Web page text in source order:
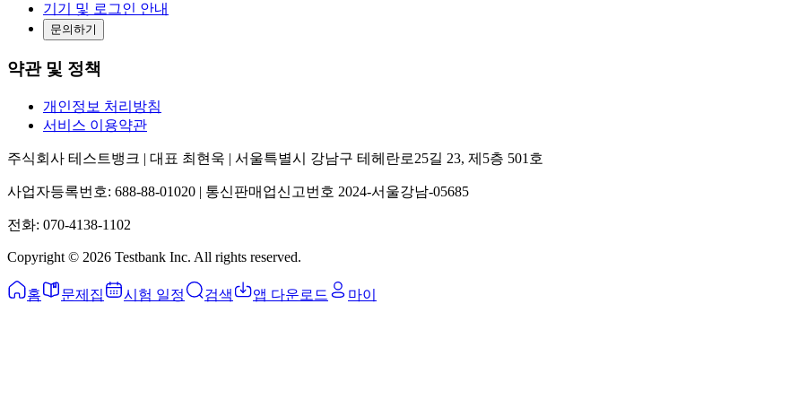
기기 및 로그인 안내
문의하기
약관 및 정책
개인정보 처리방침
서비스 이용약관
주식회사 테스트뱅크 | 대표 최현욱 | 서울특별시 강남구 테헤란로25길 23, 제5층 501호
사업자등록번호: 688-88-01020 | 통신판매업신고번호 2024-서울강남-05685
전화: 070-4138-1102
Copyright © 2026 Testbank Inc. All rights reserved.
홈 문제집 시험 일정 검색 앱 다운로드 마이